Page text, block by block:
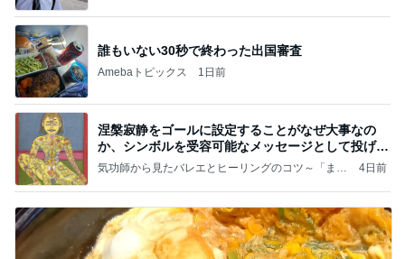
誰もいない30秒で終わった出国審査
Amebaトピックス 1日前
涅槃寂静をゴールに設定することがなぜ大事なの
か、シンボルを受容可能なメッセージとして投げる
ことが
気功師から見たバレエとヒーリングのコツ～「まと
4日前